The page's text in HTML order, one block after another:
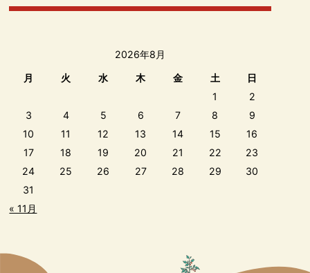
2026年8月
月
火 水 木 金 土
日
1
2
3
4 5 6 7 8
9
10
11 12 13 14 15
16
17
18 19 20 21 22
23
24
25 26 27 28 29
30
31
« 11月